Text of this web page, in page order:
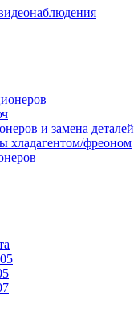
и замена деталей
хладагентом/фреоном